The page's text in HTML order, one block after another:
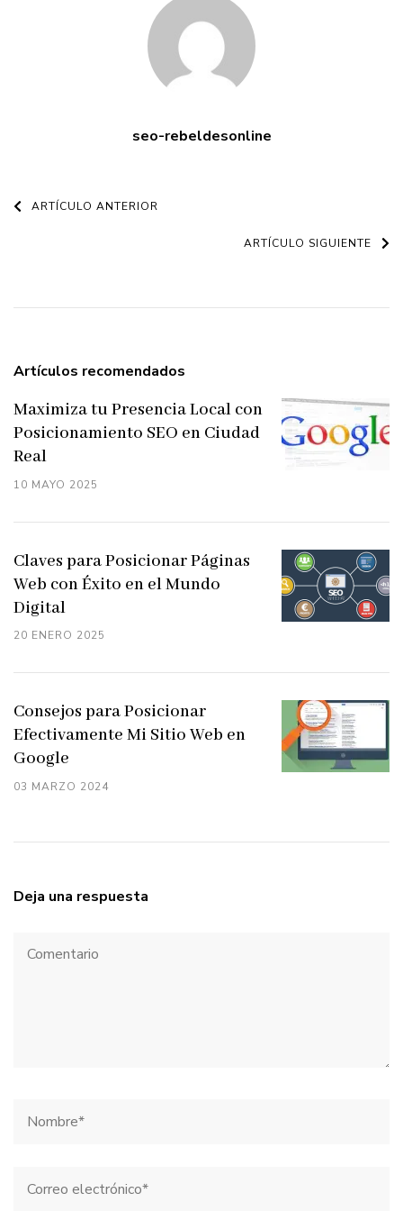
seo-rebeldesonline
Navegación
ARTÍCULO ANTERIOR
ARTÍCULO SIGUIENTE
Artículos recomendados
10 MAYO 2025
Maximiza tu Presencia Local con
Posicionamiento SEO en Ciudad
Real
20 ENERO 2025
Claves para Posicionar Páginas
Web con Éxito en el Mundo
Digital
03 MARZO 2024
Consejos para Posicionar
Efectivamente Mi Sitio Web en
Google
Deja una respuesta